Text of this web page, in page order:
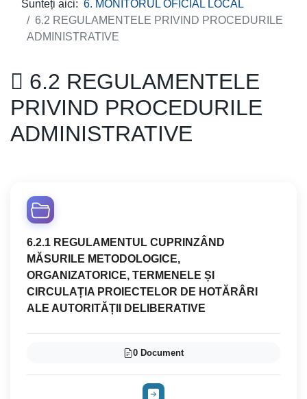
Sunteți aici: 6. MONITORUL OFICIAL LOCAL
6.2 REGULAMENTELE PRIVIND PROCEDURILE
ADMINISTRATIVE
6.2 REGULAMENTELE
PRIVIND PROCEDURILE
ADMINISTRATIVE
6.2.1 REGULAMENTUL CUPRINZÂND
MĂSURILE METODOLOGICE,
ORGANIZATORICE, TERMENELE ȘI
CIRCULAȚIA PROIECTELOR DE HOTĂRÂRI
ALE AUTORITĂȚII DELIBERATIVE
0 Document